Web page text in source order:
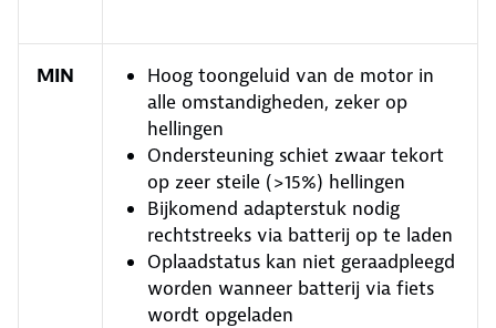
MIN
Hoog toongeluid van de motor in
alle omstandigheden, zeker op
hellingen
Ondersteuning schiet zwaar tekort
op zeer steile (>15%) hellingen
Bijkomend adapterstuk nodig
rechtstreeks via batterij op te laden
Oplaadstatus kan niet geraadpleegd
worden wanneer batterij via fiets
wordt opgeladen